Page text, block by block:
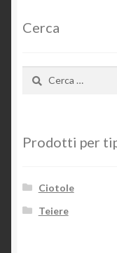
Cerca
per:
Prodotti per
Ciotole
Teiere